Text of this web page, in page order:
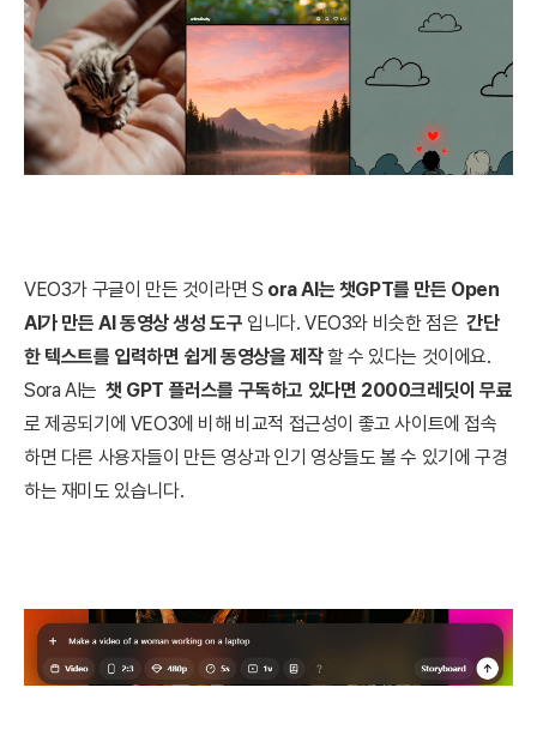
VEO3가 구글이 만든 것이라면 S ora AI는 챗GPT를 만든 Open
AI가 만든 AI 동영상 생성 도구 입니다. VEO3와 비슷한 점은 간단
한 텍스트를 입력하면 쉽게 동영상을 제작할 수 있다는 것이에요.
Sora AI는 챗 GPT 플러스를 구독하고 있다면 2000크레딧이 무료
로 제공되기에 VEO3에 비해 비교적 접근성이 좋고 사이트에 접속
하면 다른 사용자들이 만든 영상과 인기 영상들도 볼 수 있기에 구경
하는 재미도 있습니다.